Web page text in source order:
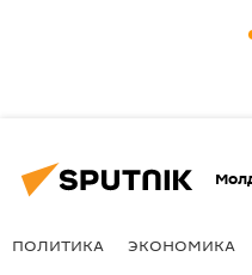
ПОЛИТИКА ЭКОНОМИКА